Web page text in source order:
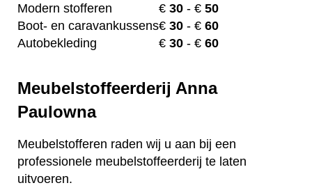
Modern stofferen
€ 30 - € 50
Boot- en caravankussens€ 30 - € 60
Autobekleding
€ 30 - € 60
Meubelstoffeerderij Anna
Paulowna
Meubelstofferen raden wij u aan bij een
professionele meubelstoffeerderij te laten
uitvoeren.